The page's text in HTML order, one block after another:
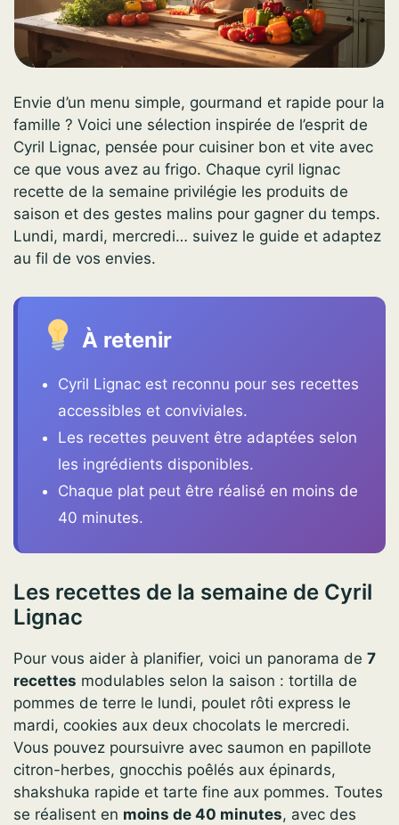
Envie d’un menu simple, gourmand et rapide pour la
famille ? Voici une sélection inspirée de l’esprit de
Cyril Lignac, pensée pour cuisiner bon et vite avec
ce que vous avez au frigo. Chaque cyril lignac
recette de la semaine privilégie les produits de
saison et des gestes malins pour gagner du temps.
Lundi, mardi, mercredi… suivez le guide et adaptez
au fil de vos envies.
À retenir
Cyril Lignac est reconnu pour ses recettes
accessibles et conviviales.
Les recettes peuvent être adaptées selon
les ingrédients disponibles.
Chaque plat peut être réalisé en moins de
40 minutes.
Les recettes de la semaine de Cyril
Lignac
Pour vous aider à planifier, voici un panorama de 7
recettes modulables selon la saison : tortilla de
pommes de terre le lundi, poulet rôti express le
mardi, cookies aux deux chocolats le mercredi.
Vous pouvez poursuivre avec saumon en papillote
citron-herbes, gnocchis poêlés aux épinards,
shakshuka rapide et tarte fine aux pommes. Toutes
se réalisent en moins de 40 minutes, avec des